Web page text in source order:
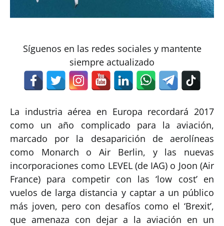
Síguenos en las redes sociales y mantente
siempre actualizado
La industria aérea en Europa recordará 2017
como un año complicado para la aviación,
marcado por la desaparición de aerolíneas
como Monarch o Air Berlin, y las nuevas
incorporaciones como LEVEL (de IAG) o Joon (Air
France) para competir con las ‘low cost’ en
vuelos de larga distancia y captar a un público
más joven, pero con desafíos como el ‘Brexit’,
que amenaza con dejar a la aviación en un